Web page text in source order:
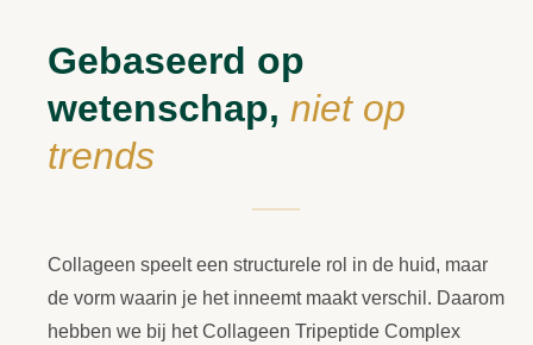
Gebaseerd op
wetenschap, niet op
trends
Collageen speelt een structurele rol in de huid, maar
de vorm waarin je het inneemt maakt verschil. Daarom
hebben we bij het Collageen Tripeptide Complex